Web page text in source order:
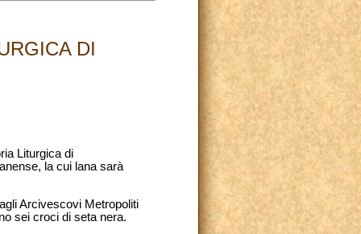
DI
Liturgica di
la cui lana sarà
Arcivescovi Metropoliti
sei croci di seta nera.